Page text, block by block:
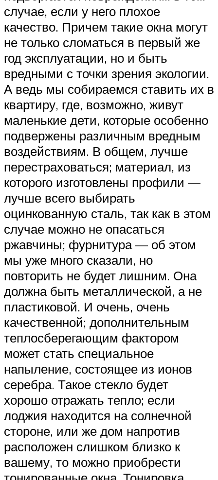
случае, если у него плохое
качество. Причем такие окна могут
не только сломаться в первый же
год эксплуатации, но и быть
вредными с точки зрения экологии.
А ведь мы собираемся ставить их в
квартиру, где, возможно, живут
маленькие дети, которые особенно
подвержены различным вредным
воздействиям. В общем, лучше
перестраховаться; материал, из
которого изготовлены профили —
лучше всего выбирать
оцинкованную сталь, так как в этом
случае можно не опасаться
ржавчины; фурнитура — об этом
мы уже много сказали, но
повторить не будет лишним. Она
должна быть металлической, а не
пластиковой. И очень, очень
качественной; дополнительным
теплосберегающим фактором
может стать специальное
напыление, состоящее из ионов
серебра. Такое стекло будет
хорошо отражать тепло; если
лоджия находится на солнечной
стороне, или же дом напротив
расположен слишком близко к
вашему, то можно приобрести